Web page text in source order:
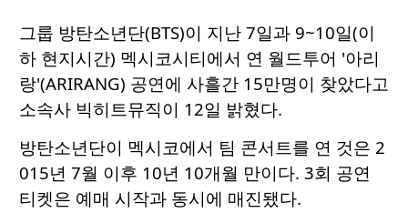
그룹 방탄소년단(BTS)이 지난 7일과 9~10일(이
하 현지시간) 멕시코시티에서 연 월드투어 '아리
랑'(ARIRANG) 공연에 사흘간 15만명이 찾았다고
소속사 빅히트뮤직이 12일 밝혔다.
방탄소년단이 멕시코에서 팀 콘서트를 연 것은 2
015년 7월 이후 10년 10개월 만이다. 3회 공연
티켓은 예매 시작과 동시에 매진됐다.